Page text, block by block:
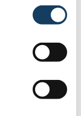
quepodrá
de amigos
servirán
como